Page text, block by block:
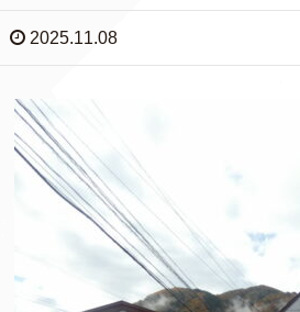
2025.11.08